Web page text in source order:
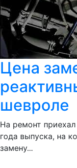
Цена
шевроле
На ремонт
года выпуска, на
замену...